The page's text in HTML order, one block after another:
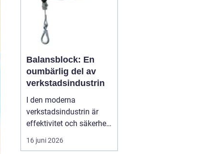
Balansblock: En
oumbärlig del av
verkstadsindustrin
I den moderna
verkstadsindustrin är
effektivitet och säkerhet
grundpelare som inte får
komprometteras. För
16 juni 2026